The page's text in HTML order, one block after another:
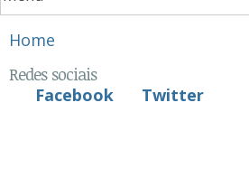
You are here
Home
Redes sociais
Facebook
Twitter